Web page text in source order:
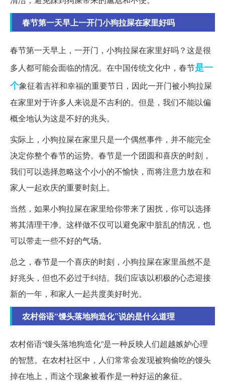
春节第一天早上一开门小狗拉屎在家里好吗
春节第一天早上，一开门，小狗拉屎在家里好吗？这是很
多人都可能会面临的情况。在中国传统文化中，春节是一
个象征着吉祥和幸福的重要节日，因此一开门被小狗拉屎
在家里对于许多人来说是不吉利的。但是，我们不能以偏
概全地认为这是不好的兆头。
实际上，小狗拉屎在家里只是一个偶然事件，并不能完全
决定你整个春节的运势。春节是一个团圆和喜庆的时刻，
我们可以选择忽略这个小小的不愉快，而将注意力放在和
家人一起欢庆的重要时刻上。
当然，如果小狗拉屎在家里给你带来了困扰，你可以选择
将其清理干净。这样做不仅可以避免家中脏乱的情况，也
可以带走一些不好的气场。
总之，春节是一个喜庆的时刻，小狗拉屎在家里虽然不是
好兆头，但也不必过于纠结。我们应该以积极的心态迎接
新的一年，和家人一起共度美好时光。
农村俗语“馒头落地狗造化”说的是什么道理
农村俗语“馒头落地狗造化”是一种反映人们超越嫉妒心理
的智慧。在农村社区中，人们常常会发现被狗偷吃的馒头
掉在地上，而这个现象被看作是一种好运的象征。